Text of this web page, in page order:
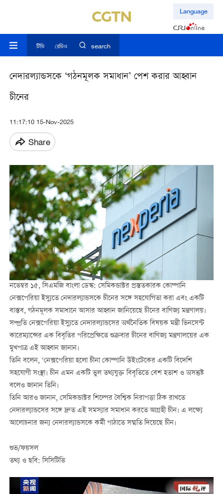
Language
টিভি রেডিও search
নেদারল্যান্ডসকে ‘গঠনমূলক সমাধান’ পেশ করার আহ্বান
চীনের
11:17:10 15-Nov-2025
Share
নভেম্বর ১৫, সিএমজি বাংলা ডেস্ক: সেমিকন্ডাক্টর প্রস্ততকারক কোম্পানি
নেক্সপেরিয়া ইস্যুতে নেদারল্যান্ডসকে চীনের সঙ্গে সহযোগিতা করা এবং একটি
বাস্তব, গঠনমূলক সমাধানে আসার আহ্বান জানিয়েছে চীনের বাণিজ্য মন্ত্রণালয়।
সম্প্রতি নেক্সপেরিয়া ইস্যুতে নেদারল্যান্ডসের অর্থনৈতিক বিষয়ক মন্ত্রী ভিনসেন্ট
কারেম্যান্সের এক বিবৃতির পরিপ্রেক্ষিতে শুক্রবার চীনের বাণিজ্য মন্ত্রণালয়ের এক
মুখপাত্র এই আহ্বান জানান।
তিনি বলেন, ‘নেক্সপেরিয়া হলো চীনা কোম্পানি উইংটেকের একটি বিদেশি
সহযোগী সংস্থা। চীন এমন একটি ভুল তথ্যযুক্ত বিবৃতিতে বেশ হতাশ ও অসন্তুষ্ট
বলেও জানান তিনি।
তিনি আরও জানান, সেমিকন্ডাক্টর শিল্পের বৈশ্বিক নিরাপত্তা ঠিক রাখতে
নেদারল্যান্ডসের সঙ্গে দ্রুত এই সমস্যার সমাধান করতে আগ্রহী চীন। এ লক্ষ্যে
আলোচনার জন্য নেদারল্যান্ডসকে কর্মী পাঠাতে সম্মতি দিয়েছে চীন।
শুভ/ফয়সল
তথ্য ও ছবি: সিসিটিভি